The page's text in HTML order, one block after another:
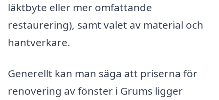
läktbyte eller mer omfattande
restaurering), samt valet av material och
hantverkare.
Generellt kan man säga att priserna för
renovering av fönster i Grums ligger